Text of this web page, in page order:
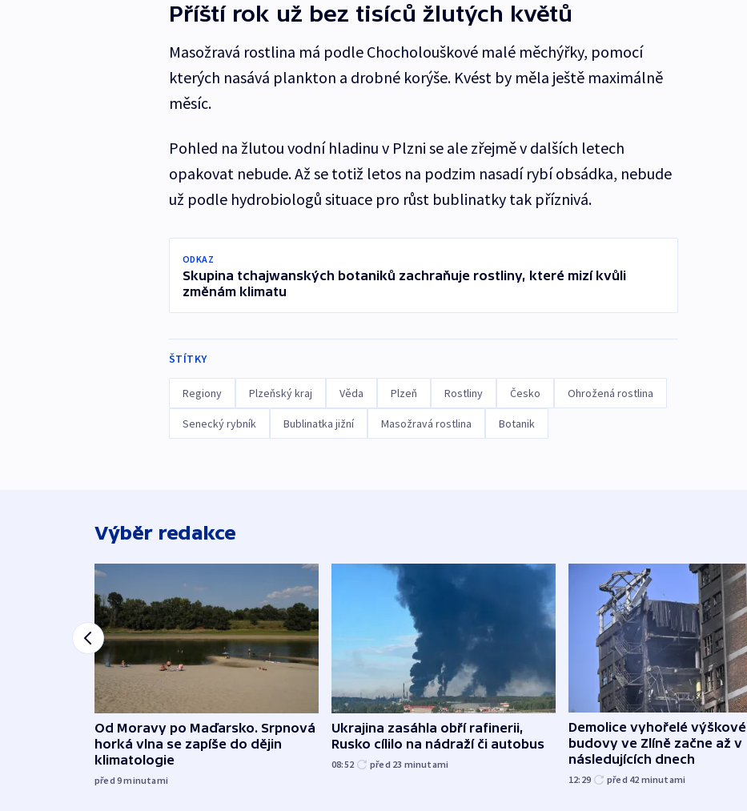
Příští rok už bez tisíců žlutých květů
Masožravá rostlina má podle Chocholouškové malé měchýřky, pomocí
kterých nasává plankton a drobné korýše. Kvést by měla ještě maximálně
měsíc.
Pohled na žlutou vodní hladinu v Plzni se ale zřejmě v dalších letech
opakovat nebude. Až se totiž letos na podzim nasadí rybí obsádka, nebude
už podle hydrobiologů situace pro růst bublinatky tak příznivá.
ODKAZ
Skupina tchajwanských botaniků zachraňuje rostliny, které mizí kvůli
změnám klimatu
ŠTÍTKY
Regiony Plzeňský kraj Věda Plzeň Rostliny Česko Ohrožená rostlina
Senecký rybník Bublinatka jižní Masožravá rostlina Botanik
Výběr redakce
Od Moravy po Maďarsko. Srpnová
horká vlna se zapíše do dějin
klimatologie
před 9minutami
Ukrajina zasáhla obří rafinerii,
Rusko cílilo na nádraží či autobus
08:52 před 23 minutami
Demolice vyhořelé výškové
budovy ve Zlíně začne až v
následujících dnech
12:29 před 42 minutami